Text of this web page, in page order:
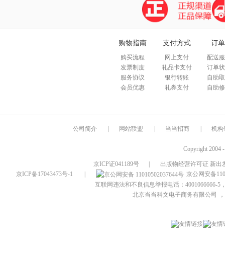
购物指南
购买流程
发票制度
服务协议
会员优惠
支付方式
网上支付
礼品卡支付
银行转账
礼券支付
订
配送
订单
自助
自助
公司简介 网站联盟 当当招商 机构
Copyright 2004
京ICP证041189号
出版物经营许可证 新出
京ICP备17043473号-1
京公网安备
互联网违法和不良信息举报电话：4001066666-5
北京当当科文电子商务有限公司